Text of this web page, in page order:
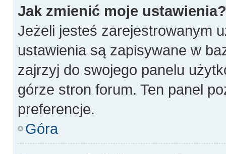
Jak zmienić moje ustawienia?
Jeżeli jesteś zarejestrowanym
ustawienia są zapisywane w
zajrzyj do swojego panelu
górze stron forum. Ten panel
preferencje.
Góra